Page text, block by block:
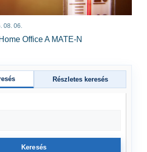
08. 06.
Office A MATE-N
Részletes keresés
Keresés